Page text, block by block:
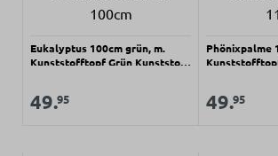
Eukalyptus 100cm grün, m.
Kunststofftopf Grün Kunststoff
Regulärer Preis:
Verkaufspreis:
49.95
Phönixpalme
49.95